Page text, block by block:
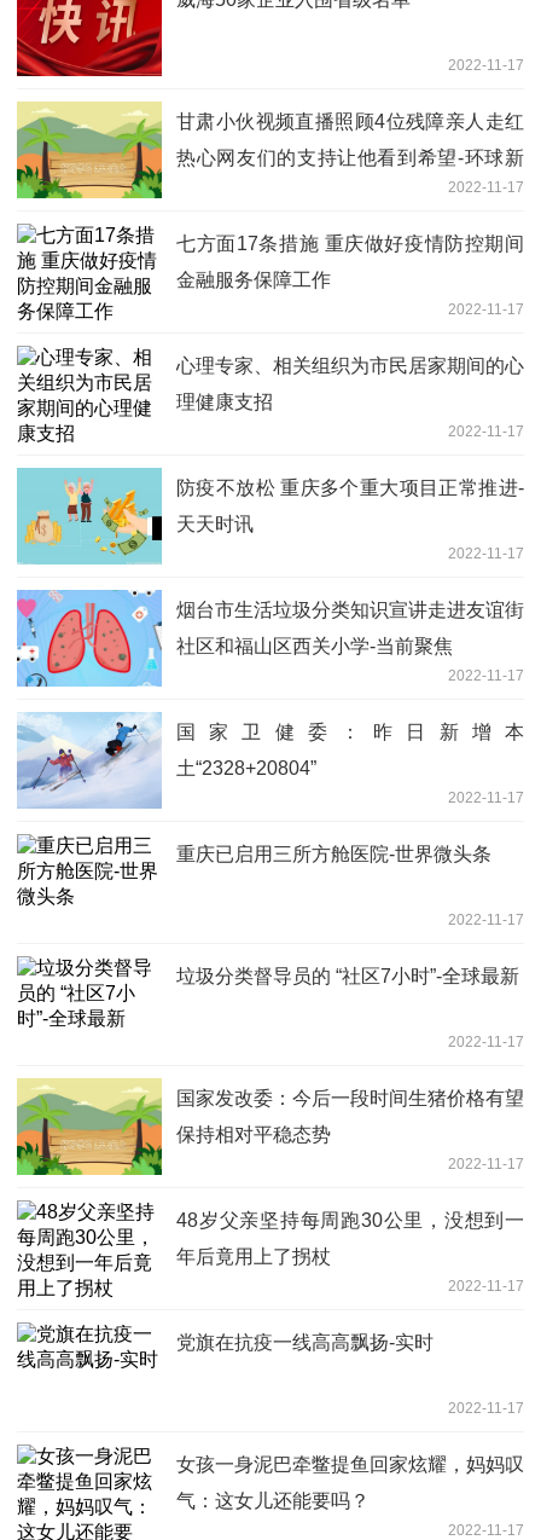
2022-11-17
甘肃小伙视频直播照顾4位残障亲人走红
热心网友们的支持让他看到希望-环球新
2022-11-17
七方面17条措施 重庆做好疫情防控期间
金融服务保障工作
2022-11-17
心理专家、相关组织为市民居家期间的心
理健康支招
2022-11-17
防疫不放松 重庆多个重大项目正常推进-
天天时讯
2022-11-17
烟台市生活垃圾分类知识宣讲走进友谊街
社区和福山区西关小学-当前聚焦
2022-11-17
国家卫健委：昨日新增本
土“2328+20804”
2022-11-17
重庆已启用三所方舱医院-世界微头条
2022-11-17
垃圾分类督导员的 “社区7小时”-全球最新
2022-11-17
国家发改委：今后一段时间生猪价格有望
保持相对平稳态势
2022-11-17
48岁父亲坚持每周跑30公里，没想到一
年后竟用上了拐杖
2022-11-17
党旗在抗疫一线高高飘扬-实时
2022-11-17
女孩一身泥巴牵鳖提鱼回家炫耀，妈妈叹
气：这女儿还能要吗？
2022-11-17